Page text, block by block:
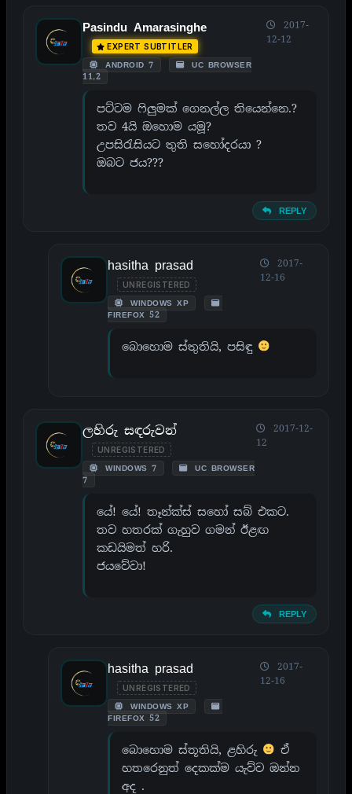
Pasindu Amarasinghe
EXPERT SUBTITLER
ANDROID 7
UC BROWSER
11.2
2017-
12-12
පට්ටම ෆිලුමක් ගෙනල්ල තියෙන්නෙ.?
තව 4යි ඔහොම යමූ?
උපසිරැසියට තුති සහෝදරයා ?
ඔබට ජය???
REPLY
hasitha prasad
UNREGISTERED
WINDOWS XP
FIREFOX 52
2017-
12-16
බොහොම ස්තුතියි, පසිඳු
ලහිරු සඳරුවන්
UNREGISTERED
WINDOWS 7
UC BROWSER
7
2017-12-
12
යේ! යේ! තෑන්ක්ස් සහෝ සබ් එකට.
තව හතරක් ගැහුව ගමන් ඊළඟ
කඩයිමත් හරි.
ජයවේවා!
REPLY
hasitha prasad
UNREGISTERED
WINDOWS XP
FIREFOX 52
2017-
12-16
බොහොම ස්තූතියි, ළහිරු
ඒ
හතරෙනුත් දෙකක්ම යැව්ව ඔන්න
අද .